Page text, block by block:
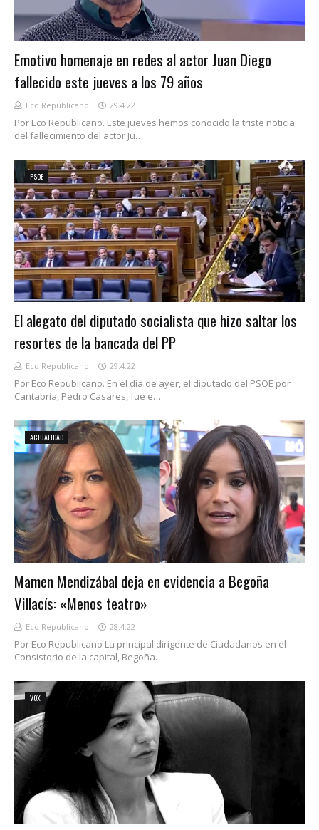
Emotivo homenaje en redes al actor Juan Diego
fallecido este jueves a los 79 años
Eco Republicano 29.4.22
Por Eco Republicano. Este jueves hemos conocido la triste noticia
del fallecimiento del actor Ju…
PSOE
El alegato del diputado socialista que hizo saltar los
resortes de la bancada del PP
Eco Republicano 29.4.22
Por Eco Republicano. En el día de ayer, el diputado del PSOE por
Cantabria, Pedro Casares, fue e…
ACTUALIDAD
Mamen Mendizábal deja en evidencia a Begoña
Villacís: «Menos teatro»
Eco Republicano 28.4.22
Por Eco Republicano La principal dirigente de Ciudadanos en el
Consistorio de la capital, Begoña…
VOX